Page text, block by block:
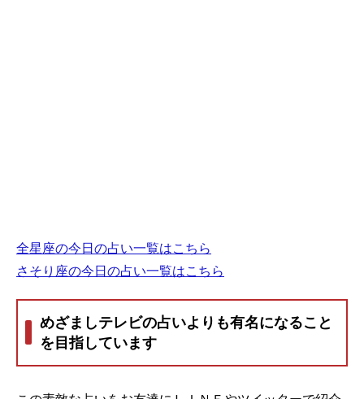
全星座の今日の占い一覧はこちら
さそり座の今日の占い一覧はこちら
めざましテレビの占いよりも有名になること
を目指しています